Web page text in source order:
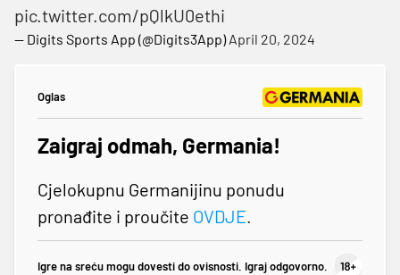
pic.twitter.com/pQlkU0ethi
— Digits Sports App (@Digits3App)April 20, 2024
Oglas
Zaigraj odmah, Germania!
Cjelokupnu Germanijinu ponudu
pronađite i proučite OVDJE.
Igre na sreću mogu dovesti do ovisnosti. Igraj odgovorno.